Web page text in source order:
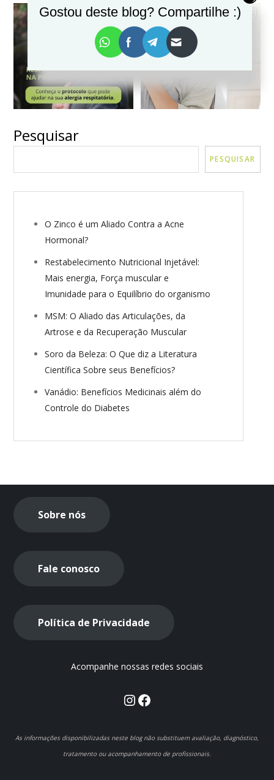
VER MAIS Seguir no Instagram
Pesquisar
PESQUISAR
O Zinco é um Aliado Contra a Acne
Hormonal?
Restabelecimento Nutricional Injetável:
Mais energia, Força muscular e
Imunidade para o Equilíbrio do organismo
MSM: O Aliado das Articulações, da
Artrose e da Recuperação Muscular
Soro da Beleza: O Que diz a Literatura
Científica Sobre seus Benefícios?
Vanádio: Benefícios Medicinais além do
Controle do Diabetes
Sobre nós
Fale conosco
Política de Privacidade
Acompanhe nossas redes sociais
Instagram
Facebook
As informações disponibilizadas neste blog não substituem avaliação, diagnóstico,
tratamento ou acompanhamento de profissionais.
Gostou deste blog? Compartilhe :)